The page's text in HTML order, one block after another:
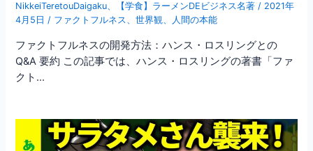
NikkeiTeretouDaigaku、 【学食】ラーメンDEビジネス名著 / 2021年
4月5日 / ファクトフルネス、世界観、 人間の本能
ファクトフルネスの開発方法：ハンス・ロスリングとの
Q&A 要約 この記事では、ハンス・ロスリングの著書「ファ
クト…